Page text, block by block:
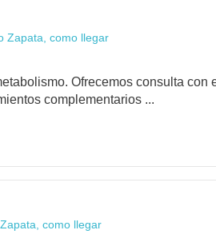
Zapata, como llegar
Ofrecemos consulta con
complementarios ...
como llegar